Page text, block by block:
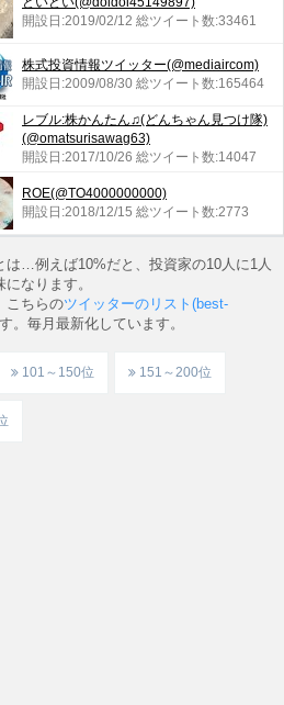
開設日:2019/02/12 総ツイート数:33461
株式投資情報ツイッター(@mediaircom)
開設日:2009/08/30 総ツイート数:165464
レブル:株かんたん♫(どんちゃん見つけ隊)
(@omatsurisawag63)
開設日:2017/10/26 総ツイート数:14047
ROE(@TO4000000000)
開設日:2018/12/15 総ツイート数:2773
…例えば10%だと、投資家の10人に1人
なります。
こちらのツイッターのリスト(best-
。毎月最新化しています。
101～150位 151～200位